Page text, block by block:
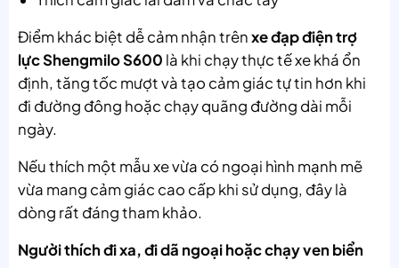
Điểm khác biệt dễ cảm nhận trênxe đạp điện trợ
lực Shengmilo S600 là khi chạy thực tế xe khá ổn
định, tăng tốc mượt và tạo cảm giác tự tin hơn khi
đi đường đông hoặc chạy quãng đường dài mỗi
ngày.
Nếu thích một mẫu xe vừa có ngoại hình mạnh mẽ
vừa mang cảm giác cao cấp khi sử dụng, đây là
dòng rất đáng tham khảo.
Người thích đi xa, đi dã ngoại hoặc chạy ven biển